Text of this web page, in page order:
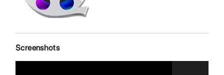
Screenshots